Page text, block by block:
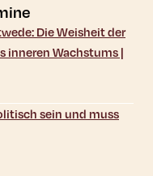
Die Weisheit der
inneren Wachstums |
sein und muss